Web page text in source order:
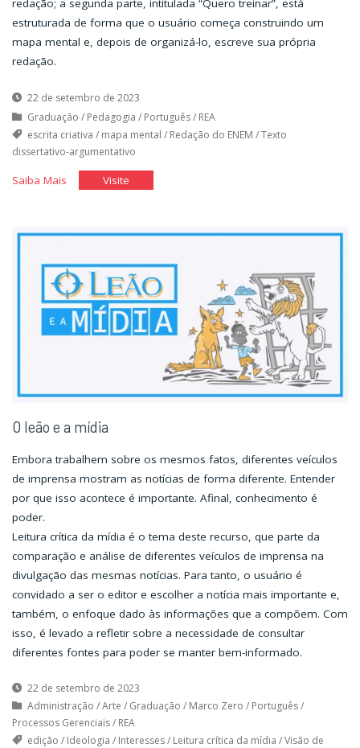
redação; a segunda parte, intitulada “Quero treinar”, está
estruturada de forma que o usuário começa construindo um
mapa mental e, depois de organizá-lo, escreve sua própria
redação.
22 de setembro de 2023
Graduação / Pedagogia / Português/ REA
escrita criativa / mapa mental / Redação do ENEM /Texto
dissertativo-argumentativo
Saiba Mais"ENEM:
ver"
Visite"ENEM:
ver"
O leão e a mídia
Embora trabalhem sobre os mesmos fatos, diferentes veículos
de imprensa mostram as notícias de forma diferente. Entender
por que isso acontece é importante. Afinal, conhecimento é
poder.
Leitura crítica da mídia é o tema deste recurso, que parte da
comparação e análise de diferentes veículos de imprensa na
divulgação das mesmas notícias. Para tanto, o usuário é
convidado a ser o editor e escolher a notícia mais importante e,
também, o enfoque dado às informações que a compõem. Com
isso, é levado a refletir sobre a necessidade de consultar
diferentes fontes para poder se manter bem-informado.
22 de setembro de 2023
Administração /Arte / Graduação / Marco Zero / Português/
Processos Gerenciais/ REA
edição / Ideologia / Interesses/ Leitura crítica da mídia /Visão de